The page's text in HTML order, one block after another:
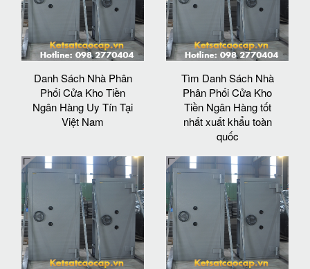
Danh Sách Nhà Phân
Phối Cửa Kho Tiền
Ngân Hàng Uy Tín Tại
Việt Nam
Tìm Danh Sách Nhà
Phân Phối Cửa Kho
Tiền Ngân Hàng tốt
nhất xuất khẩu toàn
quốc